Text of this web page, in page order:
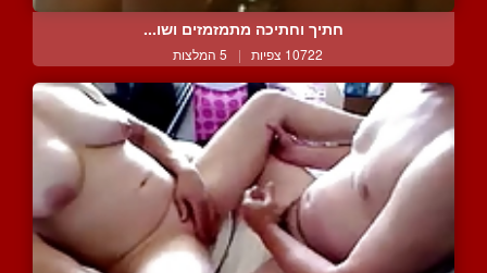
חתיך וחתיכה מתמזמזים ושו...
10722 צפיות | 5 המלצות